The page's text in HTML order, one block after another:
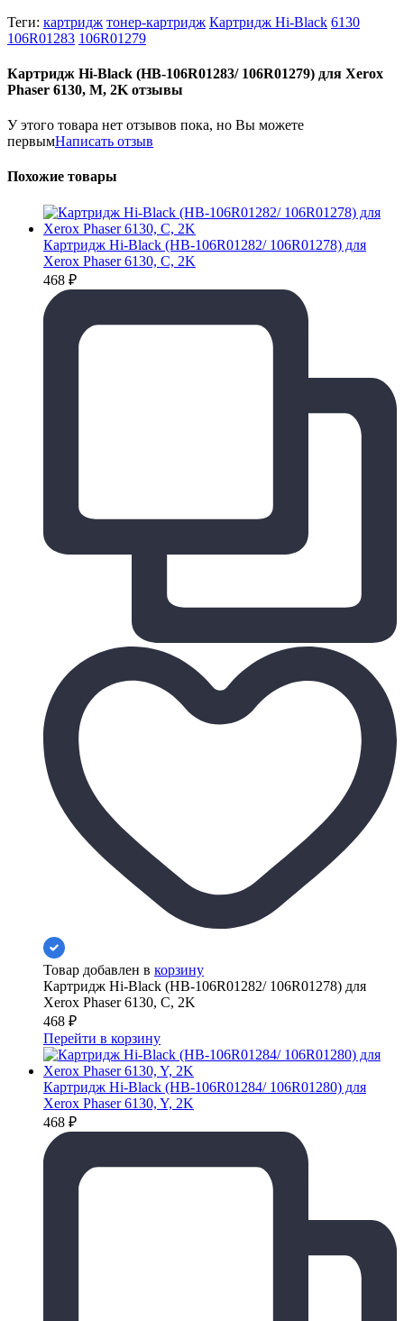
Теги: картридж тонер-картридж Картридж Hi-Black 6130
106R01283 106R01279
Картридж Hi-Black (HB-106R01283/ 106R01279) для Xerox
Phaser 6130, M, 2K отзывы
У этого товара нет отзывов пока, но Вы можете
первымНаписать отзыв
Похожие товары
Картридж Hi-Black (HB-106R01282/ 106R01278) для
Xerox Phaser 6130, C, 2K
468 ₽
Товар добавлен в корзину
Картридж Hi-Black (HB-106R01282/ 106R01278) для
Xerox Phaser 6130, C, 2K
468 ₽
Перейти в корзину
Картридж Hi-Black (HB-106R01284/ 106R01280) для
Xerox Phaser 6130, Y, 2K
468 ₽